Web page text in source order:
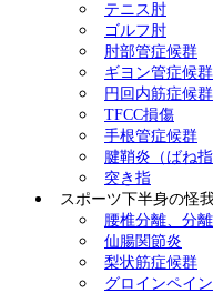
テニス肘
ゴルフ肘
肘部管症候群
ギヨン管症候群
円回内筋症候群
TFCC損傷
手根管症候群
腱鞘炎（ばね
突き指
スポーツ下半身の怪
腰椎分離、分
仙腸関節炎
梨状筋症候群
グロインペイン